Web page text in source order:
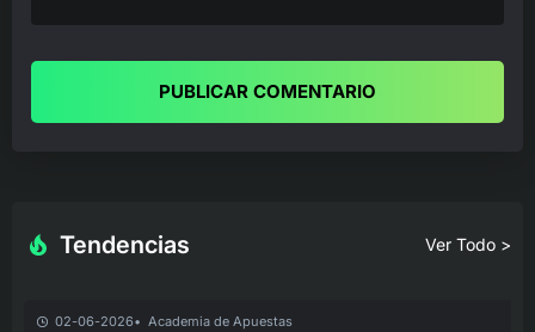
PUBLICAR COMENTARIO
Tendencias Ver Todo >
02-06-2026 Academia de Apuestas